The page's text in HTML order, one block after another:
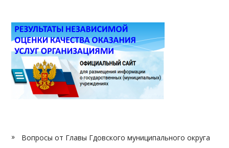
Вопросы от Главы Гдовского муниципального округа